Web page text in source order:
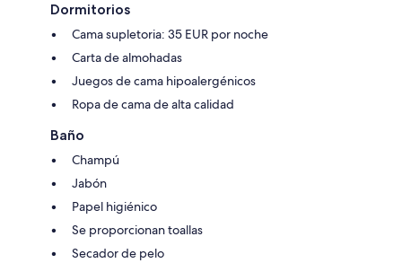
Dormitorios
Cama supletoria: 35 EUR por noche
Carta de almohadas
Juegos de cama hipoalergénicos
Ropa de cama de alta calidad
Baño
Champú
Jabón
Papel higiénico
Se proporcionan toallas
Secador de pelo